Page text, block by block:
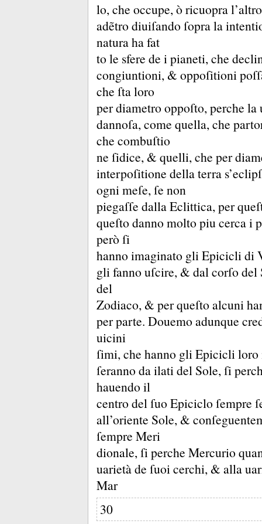
lo, che occupe, ò ricuopra
adẽtro diuiſando ſopra la
natura ha fat
to le sfere de i pianeti, che
congiuntioni, & oppoſitioni
che ſta loro
per diametro oppoſto, perche
dannoſa, come quella, che
che combuſtio
ne ſidice, & quelli, che per
interpoſitione della terra
ogni meſe, ſe non
piegaſſe dalla Eclittica, per
queſto danno molto piu cerca i
però ſi
hanno imaginato gli Epicicli di
gli fanno uſcire, & dal corſo
del
Zodiaco, & per queſto alcuni
per parte. Douemo adunque
uicini
ſimi, che hanno gli Epicicli
ſeranno da ilati del Sole, ſi
hauendo il
centro del ſuo Epiciclo ſempre
all’oriente Sole, &
ſempre Meri
dionale, ſi perche Mercurio
uarietà de ſuoi cerchi, & alla
Mar
30